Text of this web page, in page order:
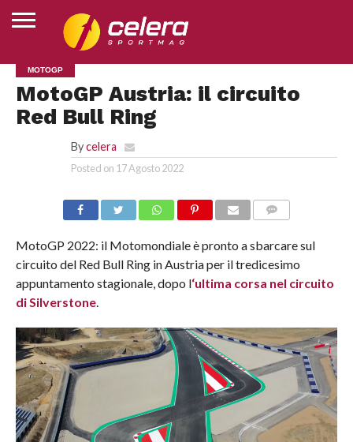
HOME
MOTOGP
SUPERBIKE
MOTOJUNIOR
ESPORTS
ALTRI
SPORT
CLASSIFICHE
CHI
SIAMO
MOTOGP
MotoGP Austria: il circuito
Red Bull Ring
By celera
Posted on 17 Agosto 2022
MotoGP 2022: il Motomondiale è pronto a sbarcare sul
circuito del Red Bull Ring in Austria per il tredicesimo
appuntamento stagionale, dopo l‘ultima corsa nel circuito
di Silverstone.